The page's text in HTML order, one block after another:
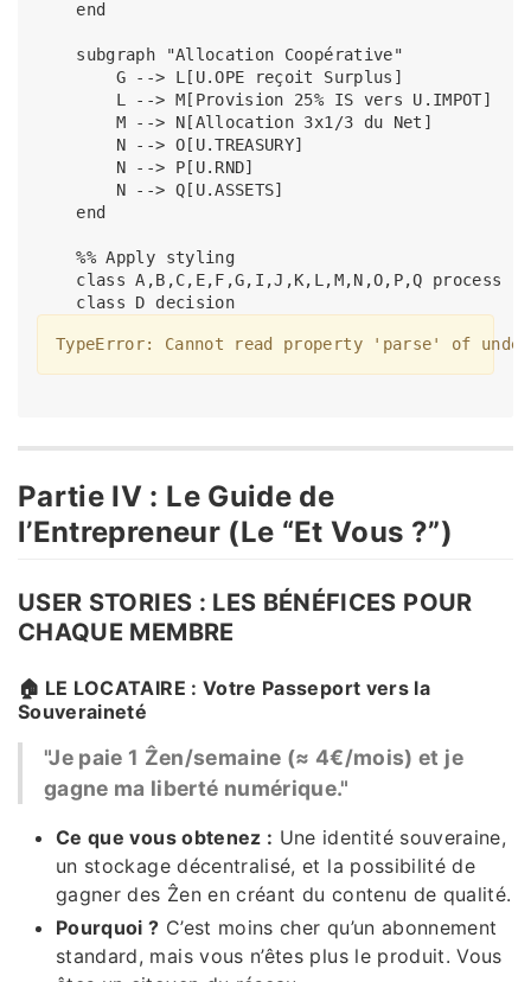
    end
    subgraph "Allocation Coopérative"
        G --> L[U.OPE reçoit Surplus]
        L --> M[Provision 25% IS vers U.IMPOT]
        M --> N[Allocation 3x1/3 du Net]
        N --> O[U.TREASURY]
        N --> P[U.RND]
        N --> Q[U.ASSETS]
    end
    %% Apply styling
    class A,B,C,E,F,G,I,J,K,L,M,N,O,P,Q process
TypeError: Cannot read property 'parse' of
Partie IV : Le Guide de
l’Entrepreneur (Le “Et Vous ?”)
USER STORIES : LES BÉNÉFICES POUR
CHAQUE MEMBRE
🏠 LE LOCATAIRE : Votre Passeport vers la
Souveraineté
"Je paie 1 Ẑen/semaine (≈ 4€/mois) et je
gagne ma liberté numérique."
Ce que vous obtenez : Une identité souveraine,
un stockage décentralisé, et la possibilité de
gagner des Ẑen en créant du contenu de qualité.
Pourquoi ? C’est moins cher qu’un abonnement
standard, mais vous n’êtes plus le produit. Vous